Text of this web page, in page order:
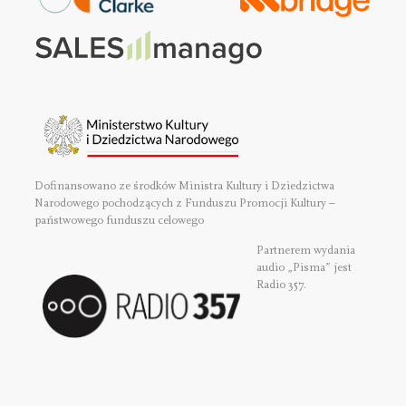
Dofinansowano ze środków Ministra Kultury i Dziedzictwa
Narodowego pochodzących z Funduszu Promocji Kultury –
państwowego funduszu celowego
Partnerem wydania
audio „Pisma” jest
Radio 357.